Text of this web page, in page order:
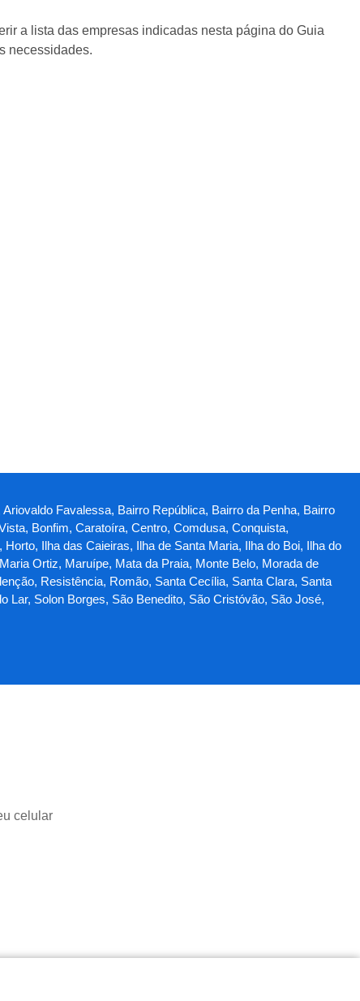
a lista das empresas indicadas nesta página do Guia
necessidades.
Favalessa, Bairro República, Bairro da Penha, Bairro
Bonfim, Caratoíra, Centro, Comdusa, Conquista,
Ilha das Caieiras, Ilha de Santa Maria, Ilha do Boi, Ilha do
Ortiz, Maruípe, Mata da Praia, Monte Belo, Morada de
Resistência, Romão, Santa Cecília, Santa Clara, Santa
Lar, Solon Borges, São Benedito, São Cristóvão, São José,
celular